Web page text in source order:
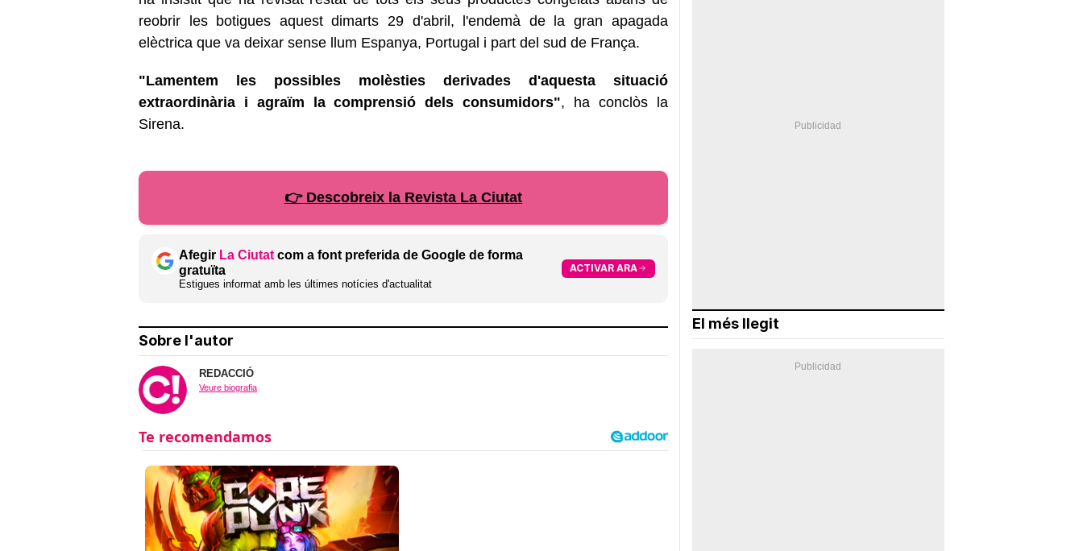
reobrir les botigues aquest dimarts 29 d'abril, l'endemà de la gran apagada
elèctrica que va deixar sense llum Espanya, Portugal i part del sud de França.
"Lamentem les possibles molèsties derivades d'aquesta situació
extraordinària i agraïm la comprensió dels consumidors", ha conclòs la
Sirena.
👉 Descobreix la Revista La Ciutat
Afegir La Ciutat com a font preferida de Google de forma
gratuïta
Estigues informat amb les últimes notícies d'actualitat
ACTIVAR ARA
Sobre l'autor
REDACCIÓ
Veure biografia
El més llegit